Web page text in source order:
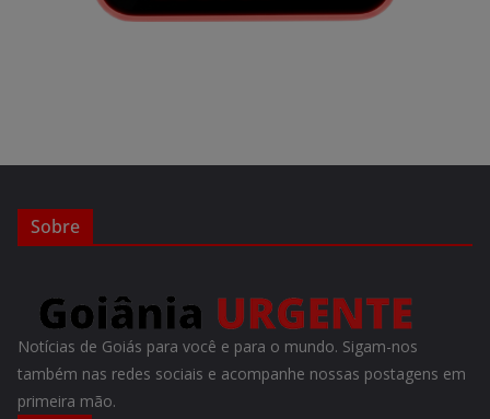
Sobre
Notícias de Goiás para você e para o mundo. Sigam-nos
também nas redes sociais e acompanhe nossas postagens em
primeira mão.